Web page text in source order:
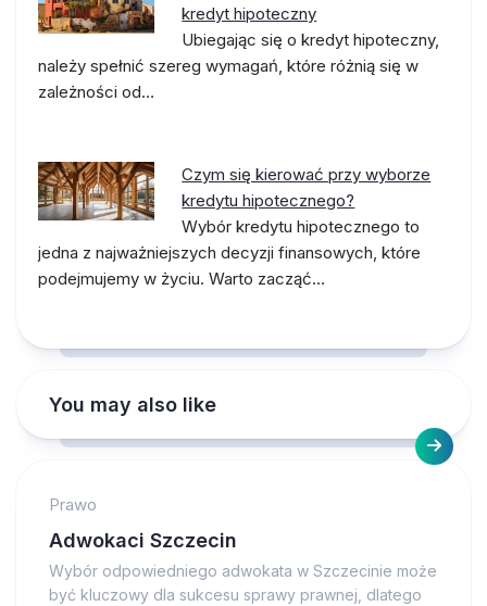
kredyt hipoteczny
Ubiegając się o kredyt hipoteczny,
należy spełnić szereg wymagań, które różnią się w
zależności od…
Czym się kierować przy wyborze
kredytu hipotecznego?
Wybór kredytu hipotecznego to
jedna z najważniejszych decyzji finansowych, które
podejmujemy w życiu. Warto zacząć…
You may also like
Prawo
Adwokaci Szczecin
Wybór odpowiedniego adwokata w Szczecinie może
być kluczowy dla sukcesu sprawy prawnej, dlatego